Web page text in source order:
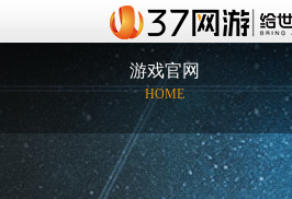
游戏官网
HOME